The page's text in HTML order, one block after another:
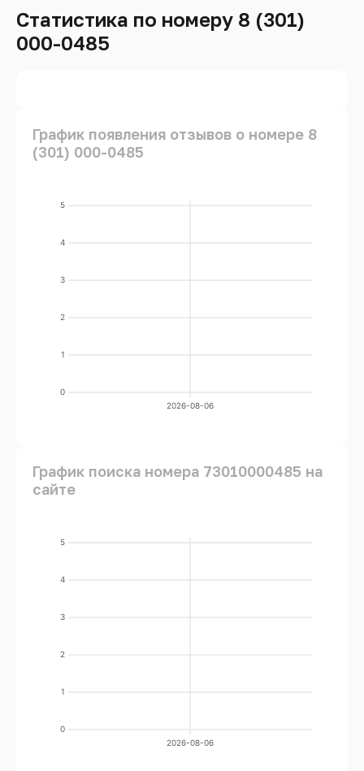
Статистика по номеру 8 (301)
000-0485
График появления отзывов о номере 8
(301) 000-0485
0
1
2
3
4
5
2026-08-06
График поиска номера 73010000485 на
сайте
0
1
2
3
4
5
2026-08-06